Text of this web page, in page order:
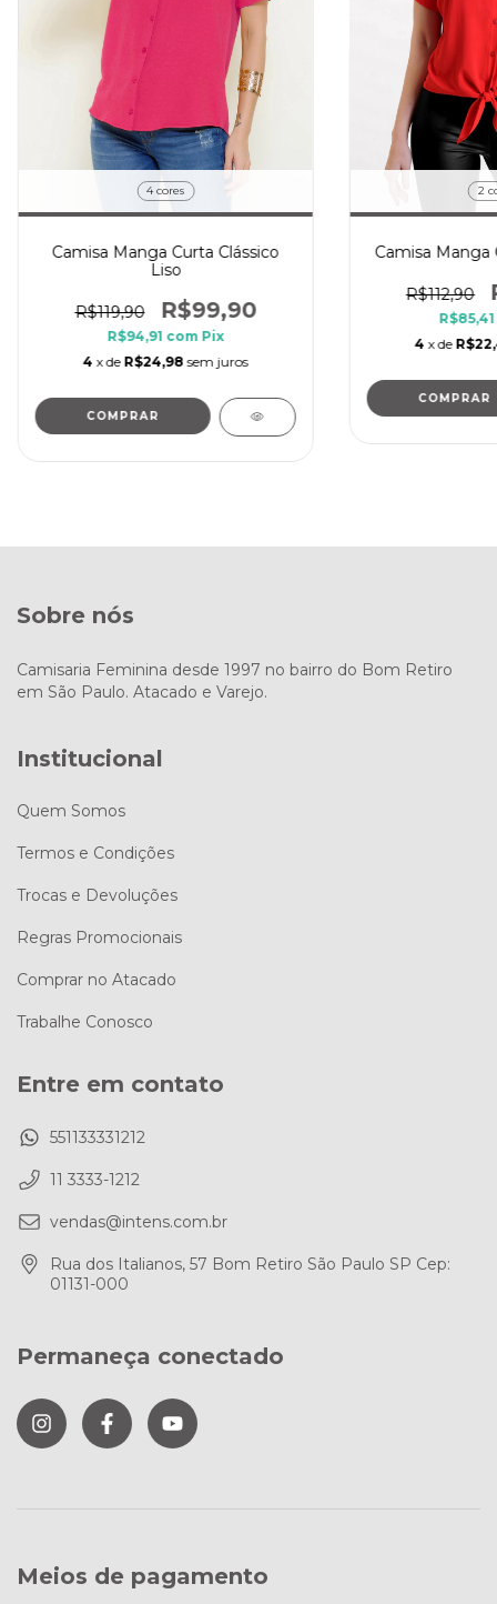
4 cores
Camisa Manga Curta Clássico
Liso
R$119,90 R$99,90
R$94,91 com Pix
4 x de R$24,98 sem juros
COMPRAR
2
Camisa Manga
R$112,90
R$85,41
4 x de
COMPRAR
Sobre nós
Camisaria Feminina desde 1997 no bairro do Bom Retiro
em São Paulo. Atacado e Varejo.
Institucional
Quem Somos
Termos e Condições
Trocas e Devoluções
Regras Promocionais
Comprar no Atacado
Trabalhe Conosco
Entre em contato
551133331212
11 3333-1212
vendas@intens.com.br
Rua dos Italianos, 57 Bom Retiro São Paulo SP Cep:
01131-000
Permaneça conectado
Meios de pagamento